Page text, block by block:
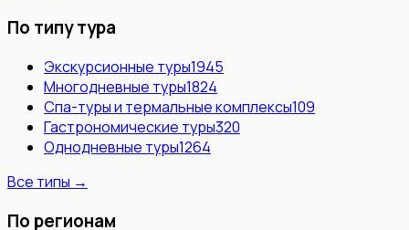
По типу тура
Экскурсионные туры1945
Многодневные туры1824
Спа-туры и термальные комплексы109
Гастрономические туры320
Однодневные туры1264
Все типы →
По регионам